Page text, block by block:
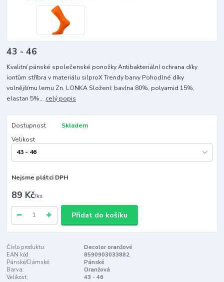
43 - 46
Kvalitní pánské společenské ponožky Antibakteriální ochrana díky
iontům stříbra v materiálu silproX Trendy barvy Pohodlné díky
volnějšímu lemu Zn. LONKA Složení: bavlna 80%, polyamid 15%,
elastan 5%... celý popis
Dostupnost
Skladem
Velikost
Nejsme plátci DPH
89 Kč/ks
Přidat do košíku
Číslo produktu:
Decolor oranžové
EAN kód:
8590903033882
Pánské/Dámské:
Pánské
Barva:
Oranžová
Velikost:
43 - 46